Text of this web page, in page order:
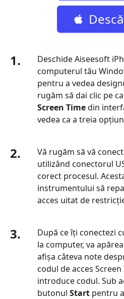
1.
Deschide Aiseesoft
computerul tău
pentru a vedea
rugăm să dai clic pe
Screen Timedin
vedea ca a treia
2.
Vă rugăm să vă
utilizând conectorul
corect procesul.
instrumentului să
acces uitat de
3.
După ce îți conectezi
la computer, va
afișa câteva note
codul de acces
introduce codul. Sub
butonul Start pentru